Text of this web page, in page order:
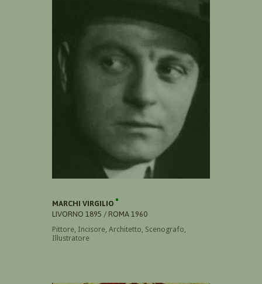
MARCHI VIRGILIO
LIVORNO 1895 / ROMA 1960
Pittore, Incisore, Architetto, Scenografo,
Illustratore